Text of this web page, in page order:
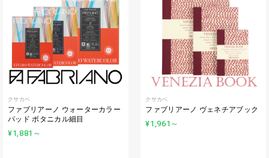
クサカベ
ファブリアーノ ウォーターカラー
パッド ボタニカル細目
¥1,881 ～
クサカベ
ファブリアーノ ヴェネチアブック
¥1,961 ～